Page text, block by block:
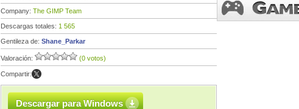
Company: The GIMP Team
Descargas totales: 1 565
Gentileza de: Shane_Parkar
Valoración: (0 votos)
Compartir:
Descargar para Windows